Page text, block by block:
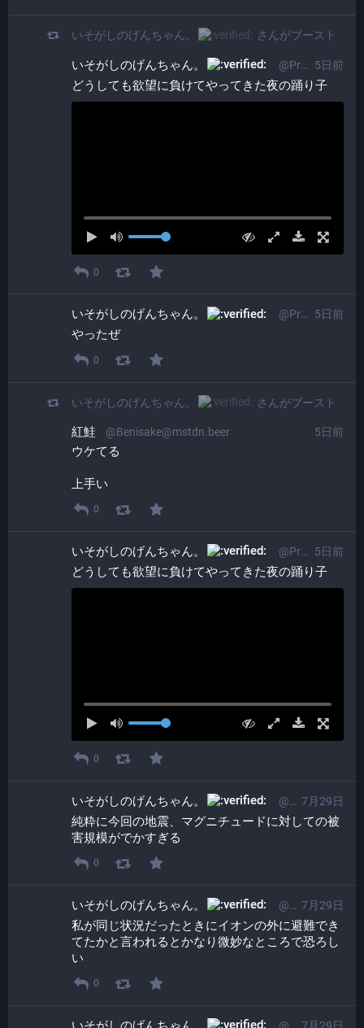
いそがしのげんちゃん。​ さんがブースト
5日前
いそがしのげんちゃん。​ @ProgrammerGenboo@itabashi.0j0.jp
どうしても欲望に負けてやってきた夜の踊り子
0
5日前
いそがしのげんちゃん。​ @ProgrammerGenboo@itabashi.0j0.jp
やったぜ
0
いそがしのげんちゃん。​ さんがブースト
5日前
紅鮭 @Benisake@mstdn.beer
ウケてる
上手い
0
5日前
いそがしのげんちゃん。​ @ProgrammerGenboo@itabashi.0j0.jp
どうしても欲望に負けてやってきた夜の踊り子
0
7月29日
いそがしのげんちゃん。​ @ProgrammerGenboo@itabashi.0j0.jp
純粋に今回の地震、マグニチュードに対しての被
害規模がでかすぎる
0
7月29日
いそがしのげんちゃん。​ @ProgrammerGenboo@itabashi.0j0.jp
私が同じ状況だったときにイオンの外に避難でき
てたかと言われるとかなり微妙なところで恐ろし
い
0